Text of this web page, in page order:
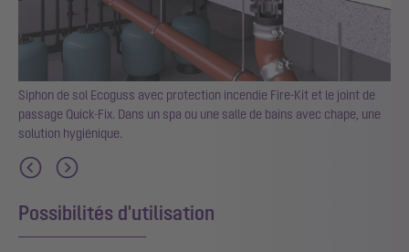
Siphon de sol Ecoguss avec protection incendie Fire-Kit et le joint de
passage Quick-Fix. Dans un spa ou une salle de bains avec chape, une
solution hygiénique.
Possibilités d'utilisation